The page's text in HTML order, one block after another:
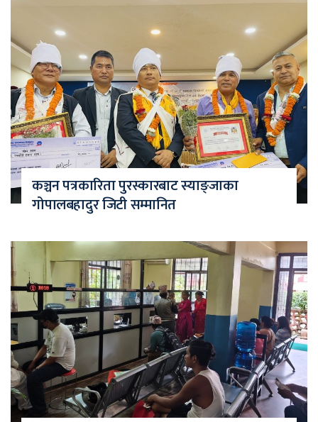
कञ्चन पत्रकारिता पुरस्कारबाट स्याङ्जाका
गोपालबहादुर जिटी सम्मानित